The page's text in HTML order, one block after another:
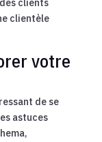
clients
clientèle
votre
de se
astuces